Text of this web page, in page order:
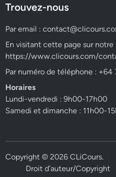
Trouvez-nous
Par email :
En visitant cette page sur
https://www.clicours.com/
Par numéro de téléphone : +64
Horaires
Lundi-vendredi : 9h00-17h00
Samedi et dimanche : 11h00-
Copyright © 2026CLiCours.
Droit d’auteur/Copyright